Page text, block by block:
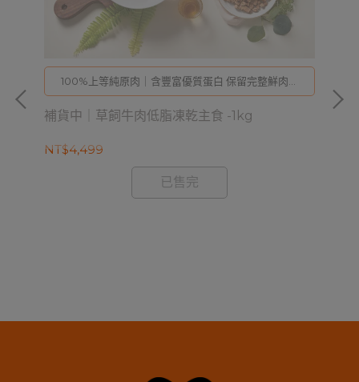
100%上等純原肉｜含豐富優質蛋白 保留完整鮮肉成
分
補貨中｜草飼牛肉低脂凍乾主食 -1kg
NT$4,499
已售完